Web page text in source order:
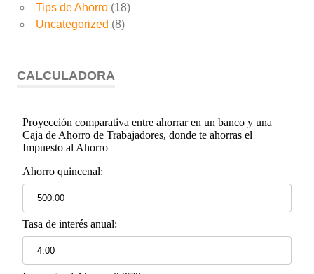
Tips de Ahorro(18)
Uncategorized (8)
CALCULADORA